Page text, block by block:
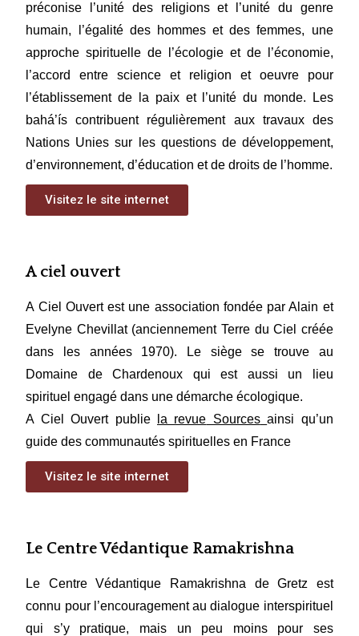
préconise l’unité des religions et l’unité du genre
humain, l’égalité des hommes et des femmes, une
approche spirituelle de l’écologie et de l’économie,
l’accord entre science et religion et oeuvre pour
l’établissement de la paix et l’unité du monde. Les
bahá’ís contribuent régulièrement aux travaux des
Nations Unies sur les questions de développement,
d’environnement, d’éducation et de droits de l’homme.
Visitez le site internet
A ciel ouvert
A Ciel Ouvertest une association fondée par Alain et
Evelyne Chevillat (anciennement Terre du Ciel créée
dans les années 1970). Le siège se trouve au
Domaine de Chardenoux qui est aussi un lieu
spirituel engagé dans une démarche écologique.
A Ciel Ouvertpublie la revue Sources ainsi qu’un
guide des communautés spirituelles en France
Visitez le site internet
Le Centre Védantique Ramakrishna
Le Centre Védantique Ramakrishna de Gretz est
connu pour l’encouragement au dialogue interspirituel
qui s’y pratique, mais un peu moins pour ses